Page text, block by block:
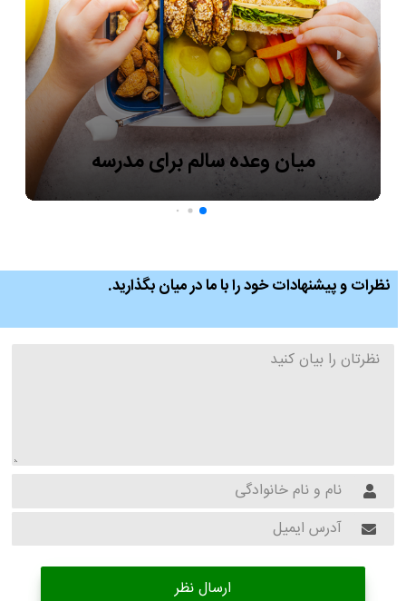
میان وعده سالم برای مدرسه
نظرات و پیشنهادات خود را با ما در میان بگذارید.
ارسال نظر